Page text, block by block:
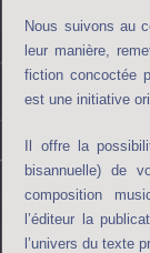
Nous suivons au
leur manière,
fiction concoctée
est une initiative
Il offre la
bisannuelle) de
composition
l’éditeur la
l’univers du texte